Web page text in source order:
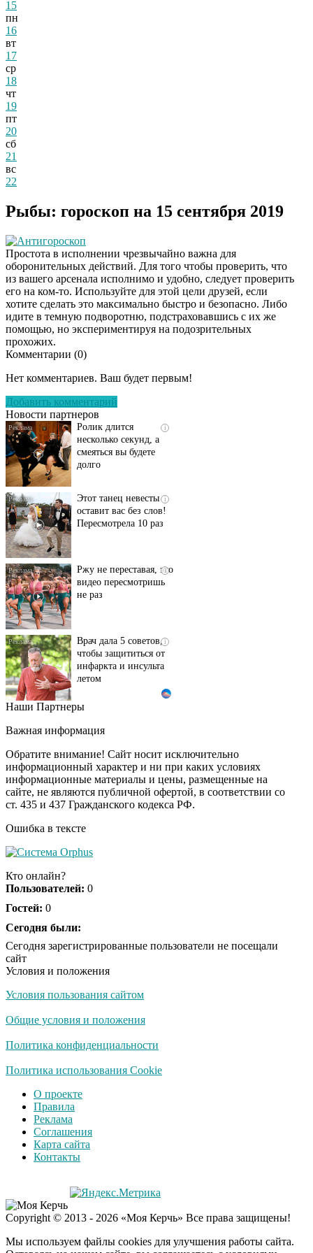
15
пн
16
вт
17
ср
18
чт
19
пт
20
сб
21
вс
22
Рыбы: гороскоп на 15 сентября 2019
Антигороскоп
Простота в исполнении чрезвычайно важна для
оборонительных действий. Для того чтобы проверить, что
из вашего арсенала исполнимо и удобно, следует проверить
его на ком-то. Используйте для этой цели друзей, если
хотите сделать это максимально быстро и безопасно. Либо
идите в темную подворотню, подстраховавшись с их же
помощью, но экспериментируя на подозрительных
прохожих.
Комментарии (0)
Нет комментариев. Ваш будет первым!
Добавить комментарий
Новости партнеров
Скрытая камера на
люди вытворяют, когда
i
Ролик длится
несколько секунд, а
смеяться вы будете
долго
i
Этот танец невесты
оставит вас без слов!
Пересмотрела 10 раз
i
Ржу не переставая, это
видео пересмотришь
не раз
i
Врач дала 5 советов,
чтобы защититься от
инфаркта и инсульта
летом
Ролик длится пару
шоке от увиденного
i
Ролик из Омска: вы
будете смеяться долго
Королева вагона
Наши Партнеры
Важная информация
Обратите внимание! Сайт носит исключительно
информационный характер и ни при каких условиях
информационные материалы и цены, размещенные на
сайте, не являются публичной офертой, в соответствии со
ст. 435 и 437 Гражданского кодекса РФ.
Ошибка в тексте
Кто онлайн?
Пользователей: 0
Гостей: 0
Сегодня были:
Сегодня зарегистрированные пользователи не посещали
сайт
Условия и положения
Условия пользования сайтом
Общие условия и положения
Политика конфиденциальности
Политика использования Cookie
О проекте
Правила
Реклама
Соглашения
Карта сайта
Контакты
Copyright © 2013 - 2026 «Моя Керчь» Все права защищены!
Мы используем файлы cookies для улучшения работы сайта.